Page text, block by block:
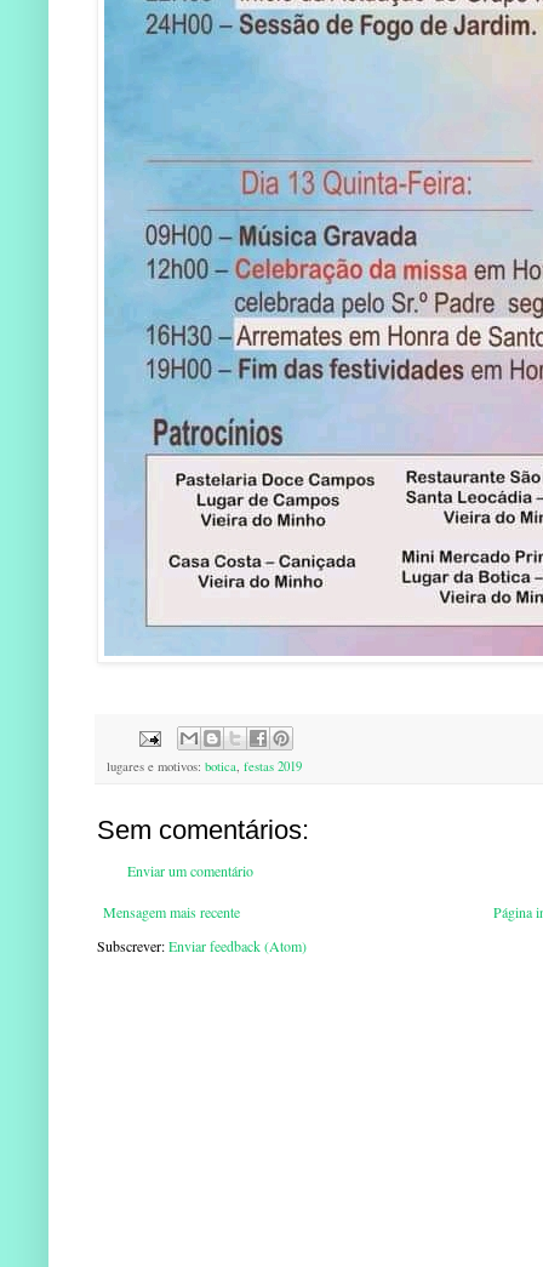
lugares e motivos: botica, festas 2019
Sem comentários:
Enviar um comentário
Mensagem mais recente
Página
Subscrever:Enviar feedback (Atom)